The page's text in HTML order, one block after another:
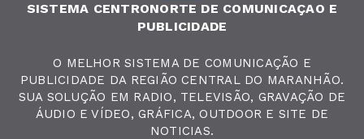
SISTEMA CENTRONORTE DE COMUNICAÇAO E
PUBLICIDADE
O MELHOR SISTEMA DE COMUNICAÇÃO E
PUBLICIDADE DA REGIÃO CENTRAL DO MARANHÃO.
SUA SOLUÇÃO EM RADIO, TELEVISÃO, GRAVAÇÃO DE
ÁUDIO E VÍDEO, GRÁFICA, OUTDOOR E SITE DE
NOTICIAS.